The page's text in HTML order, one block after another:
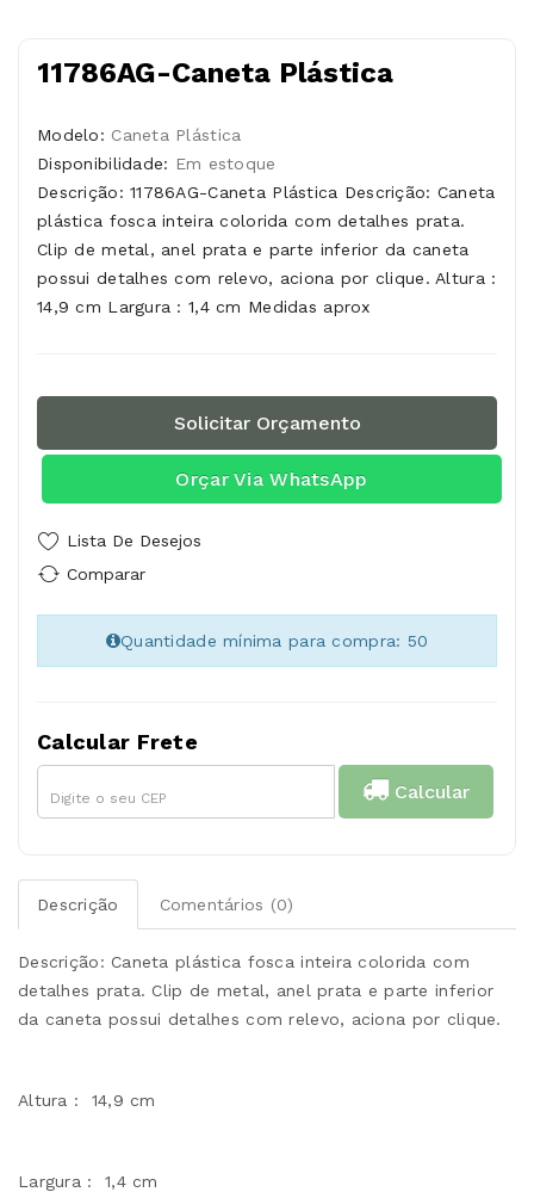
11786AG-Caneta Plástica
Modelo: Caneta Plástica
Disponibilidade: Em estoque
Descrição: 11786AG-Caneta Plástica Descrição: Caneta
plástica fosca inteira colorida com detalhes prata.
Clip de metal, anel prata e parte inferior da caneta
possui detalhes com relevo, aciona por clique. Altura :
14,9 cm Largura : 1,4 cm Medidas aprox
Solicitar Orçamento
Orçar Via WhatsApp
Lista De Desejos
Comparar
Quantidade mínima para compra: 50
Calcular Frete
Calcular
Descrição Comentários (0)
Descrição: Caneta plástica fosca inteira colorida com
detalhes prata. Clip de metal, anel prata e parte inferior
da caneta possui detalhes com relevo, aciona por clique.
Altura : 14,9 cm
Largura : 1,4 cm